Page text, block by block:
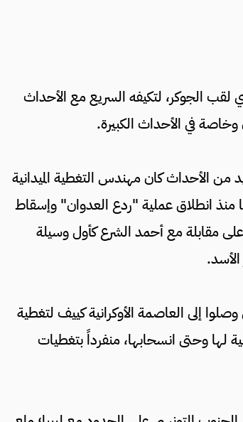
الجوكر، لتكيفه السريع مع الأحداث
وخاصة في الأحداث الكبيرة.
من الأحداث كان مهندس التغطية الميدانية
منذ انطلاق عملية "ردع العدوان" وإسقاط
مقابلة مع أحمد الشرع كأول وسيلة
إلى العاصمة الأوكرانية كييف لتغطية
لها وحتى انسحابها، منفرداً بتغطيات